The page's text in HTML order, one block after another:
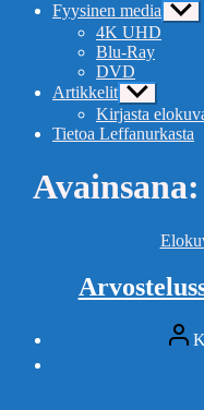
Fyysinen media Näytä
4K UHD
Blu-Ray
DVD
Artikkelit Näytä
alavalikko
Kirjasta
Tietoa Leffanurkasta
Avainsana: